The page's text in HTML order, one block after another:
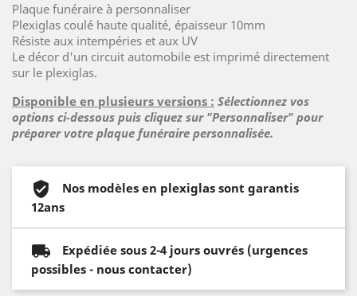
Plaque funéraire à personnaliser
Plexiglas coulé haute qualité, épaisseur 10mm
Résiste aux intempéries et aux UV
Le décor d'un circuit automobile est imprimé directement
sur le plexiglas.
Disponible en plusieurs versions : Sélectionnez vos
options ci-dessous puis cliquez sur "Personnaliser" pour
préparer votre plaque funéraire personnalisée.
Nos modèles en plexiglas sont garantis
12ans
Expédiée sous 2-4 jours ouvrés (urgences
possibles - nous contacter)